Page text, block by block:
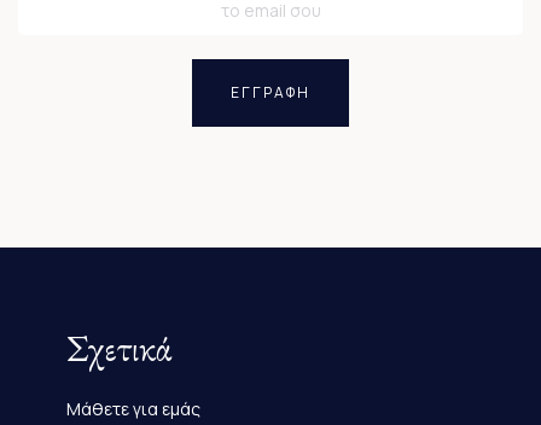
ΕΓΓΡΑΦΗ
Σχετικά
Μάθετε για εμάς